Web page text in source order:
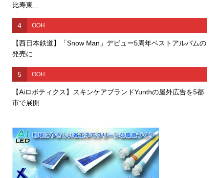
比寿東...
4 OOH
【西日本鉄道】「Snow Man」デビュー5周年ベストアルバムの
発売に...
5 OOH
【Aiロボティクス】スキンケアブランドYunthの屋外広告を5都
市で展開